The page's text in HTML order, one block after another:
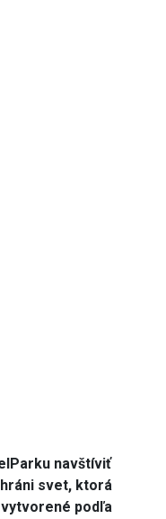
navštíviť
svet, ktorá
podľa